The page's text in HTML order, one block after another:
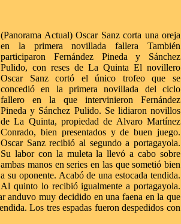
(Panorama Actual) Oscar Sanz corta una oreja
en la primera novillada fallera También
participaron Fernández Pineda y Sánchez
Pulido, con reses de La Quinta El novillero
Oscar Sanz cortó el único trofeo que se
concedió en la primera novillada del ciclo
fallero en la que intervinieron Fernández
Pineda y Sánchez Pulido. Se lidiaron novillos
de La Quinta, propiedad de Alvaro Martínez
Conrado, bien presentados y de buen juego.
Oscar Sanz recibió al segundo a portagayola.
Su labor con la muleta la llevó a cabo sobre
ambas manos en series en las que sometió bien
a su oponente. Acabó de una estocada tendida.
Al quinto lo recibió igualmente a portagayola.
anduvo muy decidido en una faena en la que
Los tres espadas fueron despedidos con